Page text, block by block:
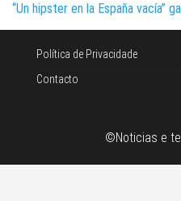
“Un hipster en la España vacía”
Política de Privacidade
Contacto
©Noticias e